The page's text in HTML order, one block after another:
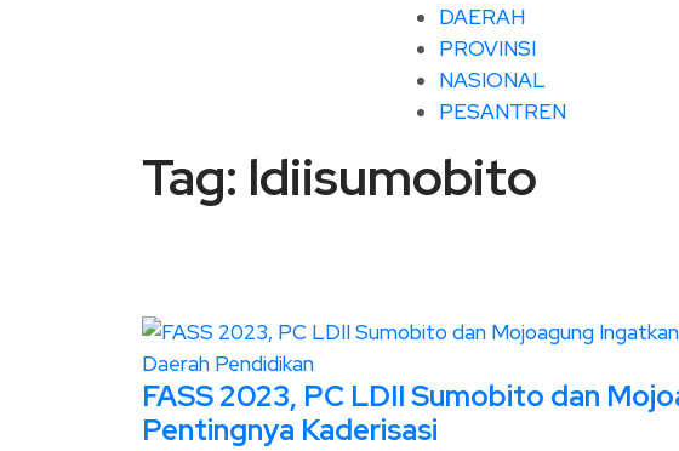
DAERAH
PROVINSI
NASIONAL
PESANTREN
Tag: ldiisumobito
Daerah Pendidikan
FASS 2023, PC LDII Sumobito dan
Pentingnya Kaderisasi